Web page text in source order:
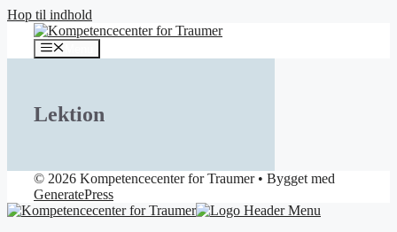
Hop til indhold
Lektion
© 2026 Kompetencecenter for Traumer• Bygget med
GeneratePress